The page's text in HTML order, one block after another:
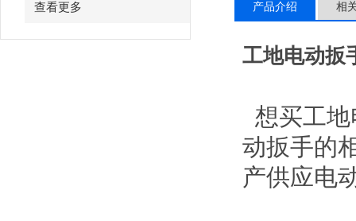
查看更多 产品介绍 相
工地电动扳
想买工地
动扳手的相
产供应电动